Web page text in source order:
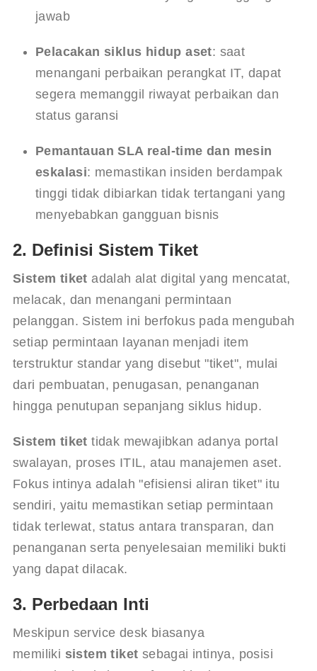
jawab
Pelacakan siklus hidup aset: saat
menangani perbaikan perangkat IT, dapat
segera memanggil riwayat perbaikan dan
status garansi
Pemantauan SLA real-time dan mesin
eskalasi: memastikan insiden berdampak
tinggi tidak dibiarkan tidak tertangani yang
menyebabkan gangguan bisnis
2. Definisi Sistem Tiket
Sistem tiket adalah alat digital yang mencatat,
melacak, dan menangani permintaan
pelanggan. Sistem ini berfokus pada mengubah
setiap permintaan layanan menjadi item
terstruktur standar yang disebut "tiket", mulai
dari pembuatan, penugasan, penanganan
hingga penutupan sepanjang siklus hidup.
Sistem tiket tidak mewajibkan adanya portal
swalayan, proses ITIL, atau manajemen aset.
Fokus intinya adalah "efisiensi aliran tiket" itu
sendiri, yaitu memastikan setiap permintaan
tidak terlewat, status antara transparan, dan
penanganan serta penyelesaian memiliki bukti
yang dapat dilacak.
3. Perbedaan Inti
Meskipun service desk biasanya
memiliki sistem tiket sebagai intinya, posisi